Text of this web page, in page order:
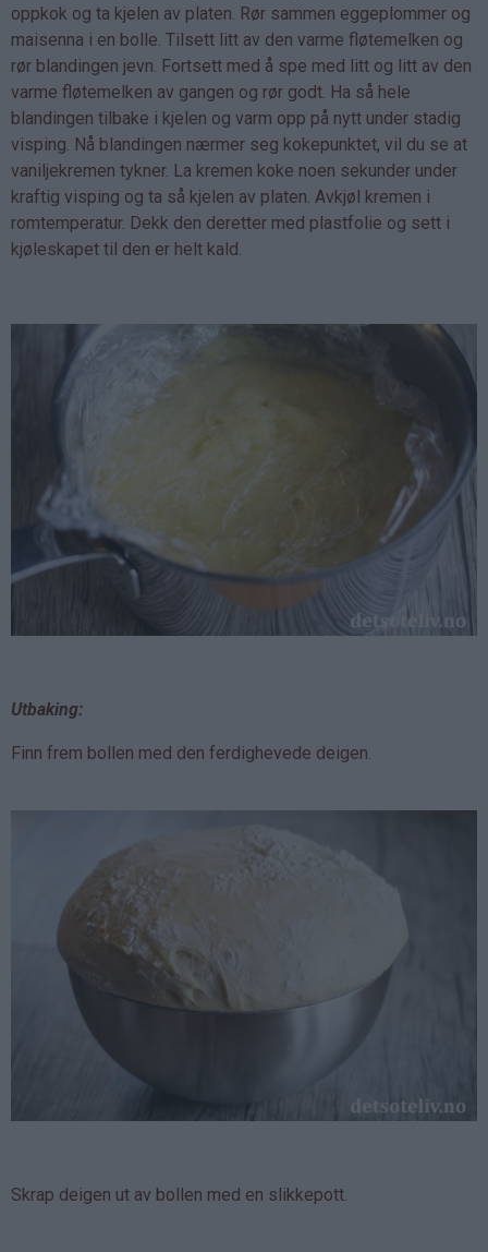
oppkok og ta kjelen av platen. Rør sammen eggeplommer og
maisenna i en bolle. Tilsett litt av den varme fløtemelken og
rør blandingen jevn. Fortsett med å spe med litt og litt av den
varme fløtemelken av gangen og rør godt. Ha så hele
blandingen tilbake i kjelen og varm opp på nytt under stadig
visping. Nå blandingen nærmer seg kokepunktet, vil du se at
vaniljekremen tykner. La kremen koke noen sekunder under
kraftig visping og ta så kjelen av platen. Avkjøl kremen i
romtemperatur. Dekk den deretter med plastfolie og sett i
kjøleskapet til den er helt kald.
Utbaking:
Finn frem bollen med den ferdighevede deigen.
Skrap deigen ut av bollen med en slikkepott.